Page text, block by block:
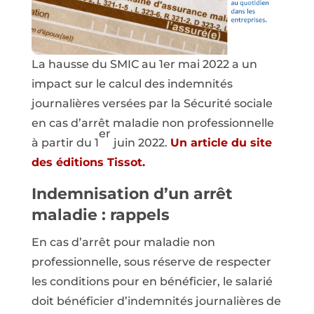
La hausse du SMIC au 1er mai 2022 a un
impact sur le calcul des indemnités
journalières versées par la Sécurité sociale
en cas d’arrêt maladie non professionnelle
à partir du 1
er
juin 2022. Un article du site
des éditions Tissot.
Indemnisation d’un arrêt
maladie : rappels
En cas d’arrêt pour maladie non
professionnelle, sous réserve de respecter
les conditions pour en bénéficier, le salarié
doit bénéficier d’indemnités journalières de